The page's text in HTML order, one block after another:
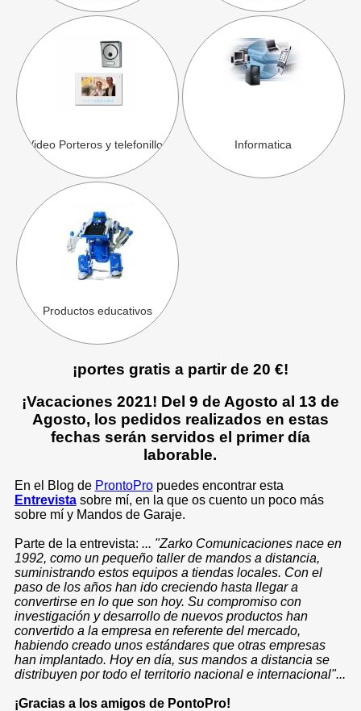
Video Porteros y telefonillos Informatica
Productos educativos
¡portes gratis a partir de 20 €!
¡Vacaciones 2021! Del 9 de Agosto al 13 de
Agosto, los pedidos realizados en estas
fechas serán servidos el primer día
laborable.
En el Blog de ProntoPropuedes encontrar esta
Entrevistasobre mí, en la que os cuento un poco más
sobre mí y Mandos de Garaje.
Parte de la entrevista: ... "Zarko Comunicaciones nace en
1992, como un pequeño taller de mandos a distancia,
suministrando estos equipos a tiendas locales. Con el
paso de los años han ido creciendo hasta llegar a
convertirse en lo que son hoy. Su compromiso con
investigación y desarrollo de nuevos productos han
convertido a la empresa en referente del mercado,
habiendo creado unos estándares que otras empresas
han implantado. Hoy en día, sus mandos a distancia se
distribuyen por todo el territorio nacional e internacional"...
¡Gracias a los amigos de PontoPro!